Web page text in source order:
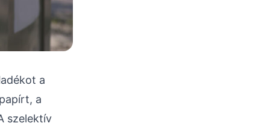
a
a
szelektív